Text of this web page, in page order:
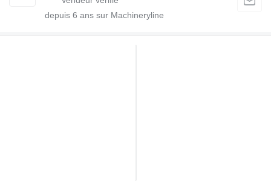
depuis 6 ans sur Machineryline